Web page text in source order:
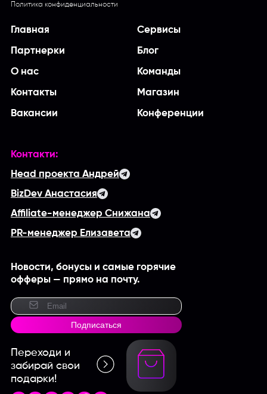
Политика конфиденциальности
Главная Сервисы
Партнерки Блог
О нас Команды
Контакты Магазин
Вакансии Конференции
Контакти:
Head проекта Андрей
BizDev Анастасия
Affiliate-менеджер Снижана
PR-менеджер Елизавета
Новости, бонусы и самые горячие
офферы — прямо на почту.
Подписаться
Переходи и
забирай свои
подарки!